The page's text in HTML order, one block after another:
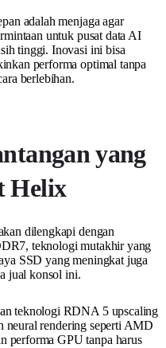
adalah menjaga agar
untuk pusat data AI
tinggi. Inovasi ini bisa
performa optimal tanpa
berlebihan.
yang
Helix
dilengkapi dengan
teknologi mutakhir yang
SSD yang meningkat juga
jual konsol ini.
teknologi RDNA 5 upscaling
neural rendering seperti AMD
performa GPU tanpa harus